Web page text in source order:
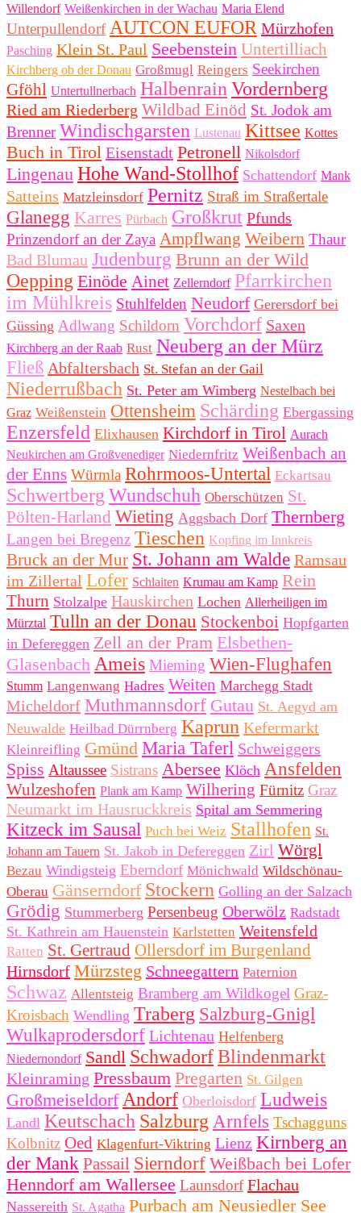
Willendorf Weißenkirchen in der Wachau Maria Elend
Unterpullendorf AUTCON EUFOR Mürzhofen
Pasching Klein St. Paul Seebenstein Untertilliach
Kirchberg ob der Donau Großmugl Reingers Seekirchen
Gföhl Untertullnerbach Halbenrain Vordernberg
Ried am Riederberg Wildbad Einöd St. Jodok am
Brenner Windischgarsten Lustenau Kittsee Kottes
Buch in Tirol Eisenstadt Petronell Nikolsdorf
Lingenau Hohe Wand-Stollhof Schattendorf Mank
Satteins Matzleinsdorf Pernitz Straß im Straßertale
Glanegg Karres Pürbach Großkrut Pfunds
Prinzendorf an der Zaya Ampflwang Weibern Thaur
Bad Blumau Judenburg Brunn an der Wild
Oepping Einöde Ainet Zellerndorf Pfarrkirchen
im Mühlkreis Stuhlfelden Neudorf Gerersdorf bei
Güssing Adlwang Schildorn Vorchdorf Saxen
Kirchberg an der Raab Rust Neuberg an der Mürz
Fließ Abfaltersbach St. Stefan an der Gail
Niederrußbach St. Peter am Wimberg Nestelbach bei
Graz Weißenstein Ottensheim Schärding Ebergassing
Enzersfeld Elixhausen Kirchdorf in Tirol Aurach
Neukirchen am Großvenediger Niedernfritz Weißenbach an
der Enns Würmla Rohrmoos-Untertal Eckartsau
Schwertberg Wundschuh Oberschützen St.
Pölten-Harland Wieting Aggsbach Dorf Thernberg
Langen bei Bregenz Tieschen Kopfing im Innkreis
Bruck an der Mur St. Johann am Walde Ramsau
im Zillertal Lofer Schlaiten Krumau am Kamp Rein
Thurn Stolzalpe Hauskirchen Lochen Allerheiligen im
Mürztal Tulln an der Donau Stockenboi Hopfgarten
in Defereggen Zell an der Pram Elsbethen-
Glasenbach Ameis Mieming Wien-Flughafen
Stumm Langenwang Hadres Weiten Marchegg Stadt
Micheldorf Muthmannsdorf Gutau St. Aegyd am
Neuwalde Heilbad Dürrnberg Kaprun Kefermarkt
Kleinreifling Gmünd Maria Taferl Schweiggers
Spiss Altaussee Sistrans Abersee Klöch Ansfelden
Wulzeshofen Plank am Kamp Wilhering Fürnitz Graz
Neumarkt im Hausruckkreis Spital am Semmering
Kitzeck im Sausal Puch bei Weiz Stallhofen St.
Johann am Tauern St. Jakob in Defereggen Zirl Wörgl
Bezau Windigsteig Eberndorf Mönichwald Wildschönau-
Oberau Gänserndorf Stockern Golling an der Salzach
Grödig Stummerberg Persenbeug Oberwölz Radstadt
St. Kathrein am Hauenstein Karlstetten Weitensfeld
Ratten St. Gertraud Ollersdorf im Burgenland
Hirnsdorf Mürzsteg Schneegattern Paternion
Schwaz Allentsteig Bramberg am Wildkogel Graz-
Kroisbach Wendling Traberg Salzburg-Gnigl
Wulkaprodersdorf Lichtenau Helfenberg
Niedernondorf Sandl SchwadorfBlindenmarkt
Kleinraming Pressbaum Pregarten St. Gilgen
Großmeiseldorf Andorf Oberloisdorf Ludweis
Landl Keutschach Salzburg Arnfels Tschagguns
Kolbnitz Oed Klagenfurt-Viktring Lienz Kirnberg an
der Mank Passail Sierndorf Weißbach bei Lofer
Henndorf am Wallersee Launsdorf Flachau
Nassereith St. Agatha Purbach am Neusiedler See